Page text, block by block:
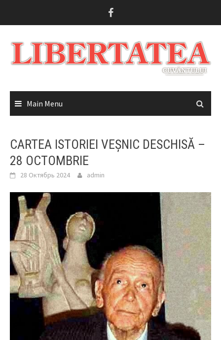
Main Menu
CARTEA ISTORIEI VEȘNIC DESCHISĂ –
28 OCTOMBRIE
28 Октябрь 2024 admin